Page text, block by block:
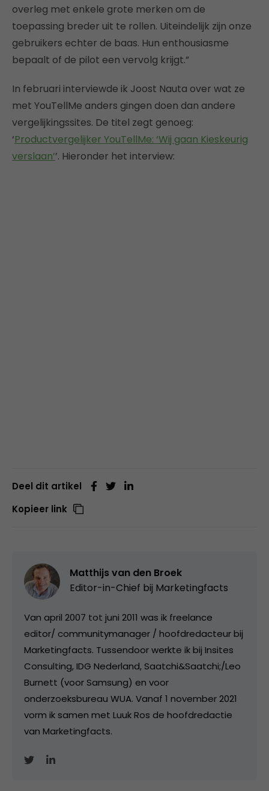
overleg met enkele grote merken om de
toepassing breder uit te rollen. Uiteindelijk zijn onze
gebruikers echter de baas. Hun enthousiasme
bepaalt of de pilot een vervolg krijgt.”
In februari interviewde ik Joost Nauta over wat ze
met YouTellMe anders gingen doen dan andere
vergelijkingssites. De titel zegt genoeg:
‘Productvergelijker YouTellMe: ‘Wij gaan Kieskeurig
verslaan’’. Hieronder het interview:
Deel dit artikel
Kopieer link
Matthijs van den Broek
Editor-in-Chief bij Marketingfacts
Van april 2007 tot juni 2011 was ik freelance
editor/ communitymanager / hoofdredacteur bij
Marketingfacts. Tussendoor werkte ik bij Insites
Consulting, IDG Nederland, Saatchi&Saatchi;/Leo
Burnett (voor Samsung) en voor
onderzoeksbureau WUA. Vanaf 1 november 2021
vorm ik samen met Luuk Ros de hoofdredactie
van Marketingfacts.